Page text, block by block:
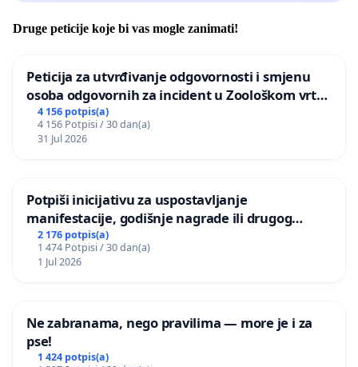
Druge peticije koje bi vas mogle zanimati!
Peticija za utvrđivanje odgovornosti i smjenu
osoba odgovornih za incident u Zoološkom vrtu
Grada Zagreba
4 156 potpis(a)
4 156 Potpisi / 30 dan(a)
31 Jul 2026
Potpiši inicijativu za uspostavljanje
manifestacije, godišnje nagrade ili drugog
javnog događaja „Edin Avdić“ u Sarajevu
2 176 potpis(a)
1 474 Potpisi / 30 dan(a)
1 Jul 2026
Ne zabranama, nego pravilima — more je i za
pse!
1 424 potpis(a)